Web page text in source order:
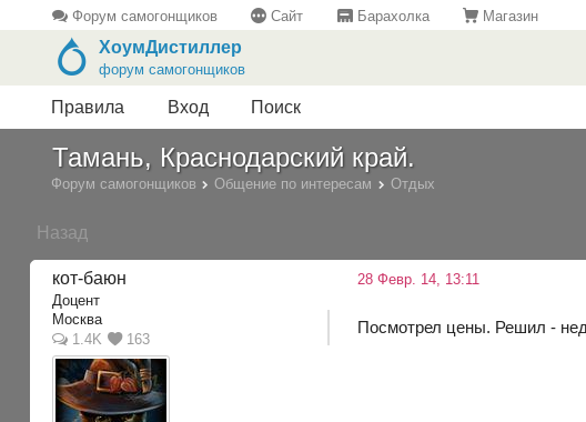
Форум самогонщиков Сайт Барахолка Магазин
ХоумДистиллер
форум самогонщиков
Правила Вход Поиск
Тамань, Краснодарский край.
Форум самогонщиков Общение по интересам Отдых
Назад
кот-баюн
Доцент
Москва
1.4K
163
28 Февр. 14, 13:11
Посмотрел цены. Решил -